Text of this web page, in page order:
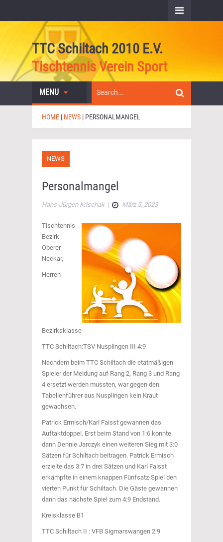
TTC Schiltach 2010 E.V.
Tischtennis Verein Sport
MENU
HOME | NEWS | PERSONALMANGEL
NEWS
Personalmangel
Hans-Jürgen Krischak| März 5, 2023
Tischtennis
Bezirk
Oberer
Neckar,
Herren-
Bezirksklasse
TTC Schiltach:TSV Nusplingen III 4:9
Nachdem beim TTC Schiltach die etatmäßigen
Spieler der Meldung auf Rang 2, Rang 3 und Rang
4 ersetzt werden mussten, war gegen den
Tabellenführer aus Nusplingen kein Kraut
gewachsen.
Patrick Ermisch/Karl Faisst gewannen das
Auftaktdoppel. Erst beim Stand von 1:6 konnte
dann Dennie Jarczyk einen weiteren Sieg mit 3:0
Sätzen für Schiltach beitragen. Patrick Ermisch
erzielte das 3:7 in drei Sätzen und Karl Faisst
erkämpfte in einem knappen Fünfsatz-Spiel den
vierten Punkt für Schiltach. Die Gäste gewannen
dann das nächste Spiel zum 4:9 Endstand.
Kreisklasse B1
TTC Schiltach II : VFB Sigmarswangen 2:9